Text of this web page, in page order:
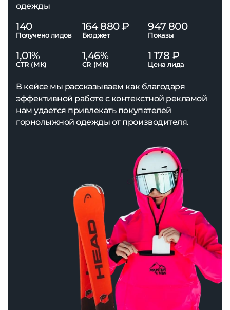
одежды
140
Получено лидов
164 880 ₽
Бюджет
947 800
Показы
1,01%
CTR (МК)
1,46%
CR (МК)
1 178 ₽
Цена лида
В кейсе мы рассказываем как благодаря
эффективной работе с контекстной рекламой
нам удается привлекать покупателей
горнолыжной одежды от производителя.